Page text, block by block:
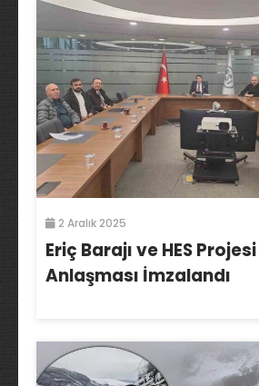
2 Aralık 2025
Eriç Barajı ve HES
Anlaşması İmzalandı